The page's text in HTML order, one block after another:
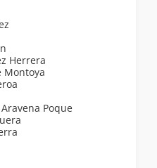
Herrera
Montoya
Poque